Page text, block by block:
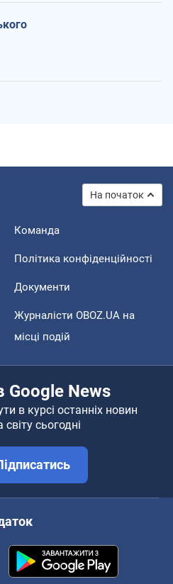
На початок
Команда
Політика конфіденційності
Документи
Журналісти OBOZ.UA на
місці подій
Google News
в курсі останніх новин
світу сьогодні